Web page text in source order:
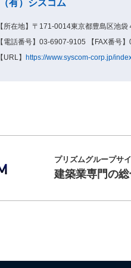
（有）シスコム
【所在地】〒171-0014東京都豊島区池
【電話番号】03-6907-9105 【FAX番号
【URL】
https://www.syscom-corp.jp/
プリズムグループサ
建築業専門の